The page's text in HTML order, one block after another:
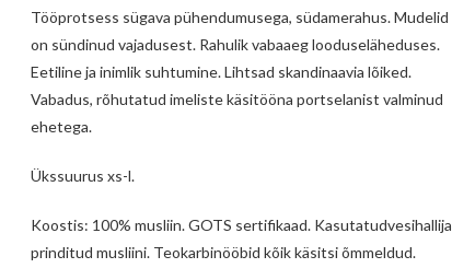
Tööprotsess sügava pühendumusega, südamerahus. Mudelid
on sündinud vajadusest. Rahulik vabaaeg looduseläheduses.
Eetiline ja inimlik suhtumine. Lihtsad skandinaavia lõiked.
Vabadus, rõhutatud imeliste käsitööna portselanist valminud
ehetega.
Ükssuurus xs-l.
Koostis: 100% musliin. GOTS sertifikaad. Kasutatudvesihallija
prinditud musliini. Teokarbinööbid kõik käsitsi õmmeldud.